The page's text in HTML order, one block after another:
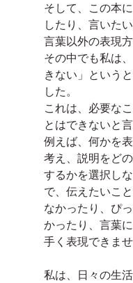
そして、この本
したり、言いた
言葉以外の表現
その中でも私は
きない」という
した。
これは、必要な
とはできないと
例えば、何かを
考え、説明をど
するかを選択し
で、伝えたいこ
なかったり、ぴ
かったり、言葉
手く表現できませ
私は、日々の生